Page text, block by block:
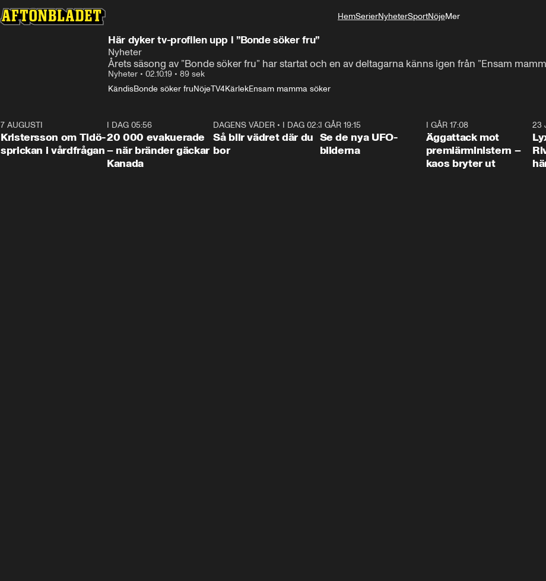
HemSerierNyheterSportNöjeMer
Här dyker tv-profilen upp i ”Bonde söker fru”
Nyheter
Årets säsong av ”Bonde söker fru” har startat och en av deltagarna känns igen från ”Ensam
Nyheter • 02.10.19 • 89 sek
KändisBonde söker fruNöjeTV4KärlekEnsam mamma söker
7 AUGUSTI
Kristersson om Tidö-
sprickan i vårdfrågan
I DAG 05:56
20 000 evakuerade
– när bränder gäckar
Kanada
1:06
DAGENS VÄDER • I DAG 02:30
Så blir vädret där du
bor
I GÅR 19:15
Se de nya UFO-
bilderna
I GÅR 17:08
Äggattack mot
premiärministern –
kaos bryter ut
23